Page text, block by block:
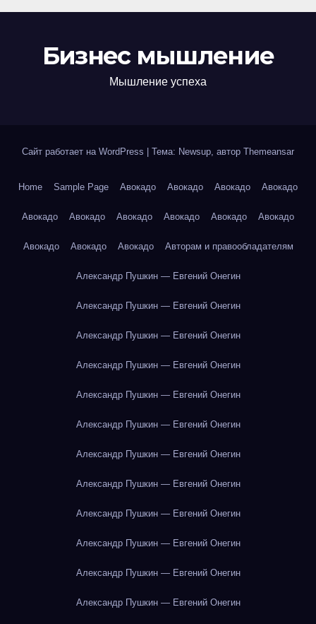
Бизнес мышление
Мышление успеха
Сайт работает на WordPress Тема: Newsup, автор Themeansar
Home Sample Page Авокадо Авокадо Авокадо Авокадо
Авокадо Авокадо Авокадо Авокадо Авокадо Авокадо
Авокадо Авокадо Авокадо Авторам и правообладателям
Александр Пушкин — Евгений Онегин
Александр Пушкин — Евгений Онегин
Александр Пушкин — Евгений Онегин
Александр Пушкин — Евгений Онегин
Александр Пушкин — Евгений Онегин
Александр Пушкин — Евгений Онегин
Александр Пушкин — Евгений Онегин
Александр Пушкин — Евгений Онегин
Александр Пушкин — Евгений Онегин
Александр Пушкин — Евгений Онегин
Александр Пушкин — Евгений Онегин
Александр Пушкин — Евгений Онегин